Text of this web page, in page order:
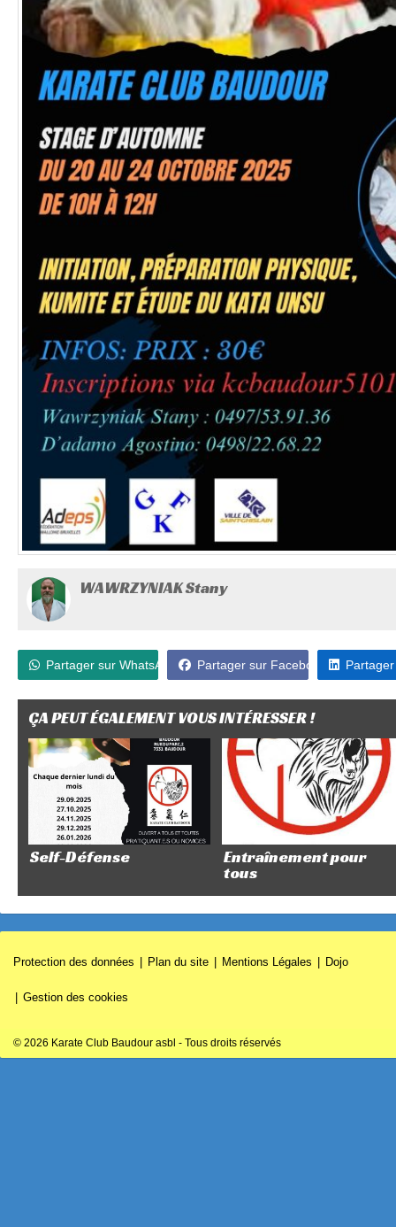
WAWRZYNIAK Stany
Partager sur WhatsApp Partager sur Facebook
ÇA PEUT ÉGALEMENT VOUS INTÉRESSER !
Self-Défense Entraînement pour
tous
Protection des données Plan du site Mentions Légales Dojo
Gestion des cookies
© 2026 Karate Club Baudour asbl - Tous droits réservés